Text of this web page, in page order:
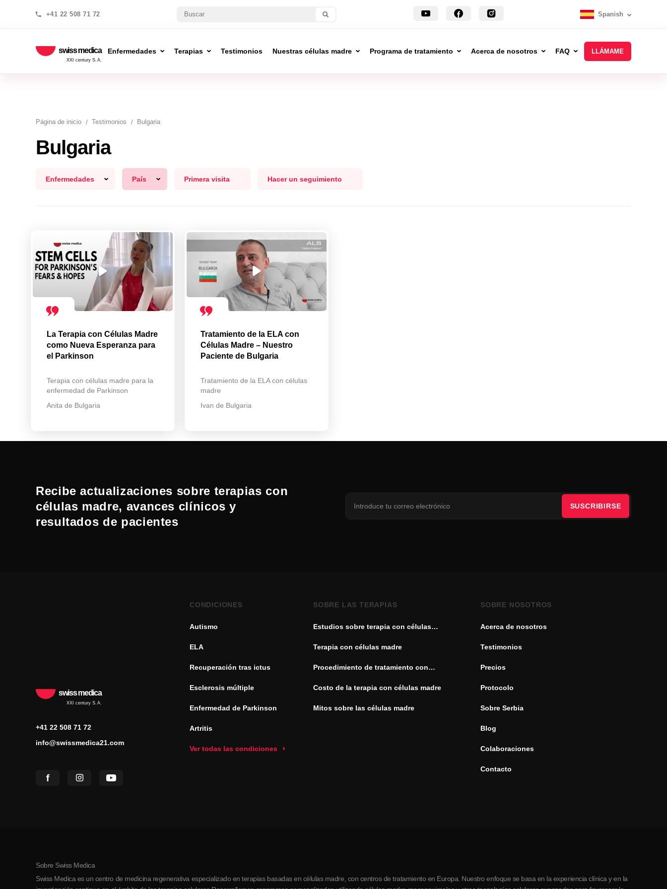
+41 22 508 71 72 Spanish
swiss medica
XXI century S.A.
Enfermedades Terapias Testimonios Nuestras células madre Programa de tratamiento Acerca de nosotros FAQ LLÁMAME
Página de inicio Testimonios Bulgaria
Bulgaria
Enfermedades País Primera visita Hacer un seguimiento
La Terapia con Células Madre
como Nueva Esperanza para
el Parkinson
Terapia con células madre para la
enfermedad de Parkinson
Anita de Bulgaria
Tratamiento de la ELA con
Células Madre – Nuestro
Paciente de Bulgaria
Tratamiento de la ELA con células
madre
Ivan de Bulgaria
Recibe actualizaciones sobre terapias con
células madre, avances clínicos y
resultados de pacientes
SUSCRIBIRSE
swiss medica
XXI century S.A.
+41 22 508 71 72
info@swissmedica21.com
CONDICIONES
Autismo
ELA
Recuperación tras ictus
Esclerosis múltiple
Enfermedad de Parkinson
Artritis
Ver todas las condiciones
SOBRE LAS TERAPIAS
Estudios sobre terapia con células
Terapia con células madre
Procedimiento de tratamiento con
Costo de la terapia con células madre
Mitos sobre las células madre
SOBRE NOSOTROS
Acerca de nosotros
Testimonios
Precios
Protocolo
Sobre Serbia
Blog
Colaboraciones
Contacto
Sobre Swiss Medica
Swiss Medica es un centro de medicina regenerativa especializado en terapias basadas en células madre, con centros de tratamiento en Europa. Nuestro enfoque se basa en la experiencia clínica y en la